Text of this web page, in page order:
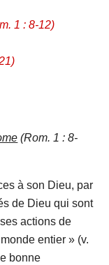
1 : 8-12)
(Rom. 1 : 8-
à son Dieu, par
de Dieu qui sont
actions de
entier » (v.
bonne